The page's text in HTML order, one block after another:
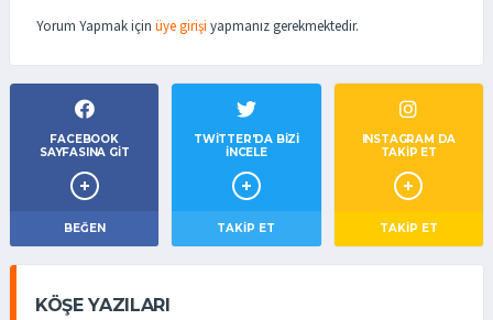
Yorum Yapmak için üye girişi yapmanız gerekmektedir.
FACEBOOK
SAYFASINA GIT
BEĞEN
TWITTER'DA BIZI
İNCELE
TAKIP ET
INSTAGRAM DA
TAKİP ET
TAKİP ET
KÖŞE YAZILARI